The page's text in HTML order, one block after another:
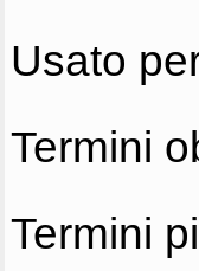
Usato
Termini
Termini